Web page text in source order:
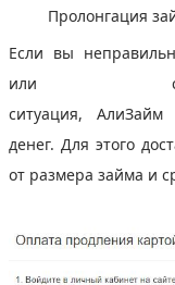
Пролонгация
Если вы
или
ситуация, АлиЗайм
денег. Для этого
от размера займа и